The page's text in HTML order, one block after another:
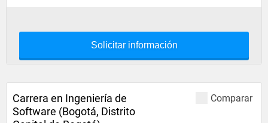
Solicitar información
Comparar
Carrera en Ingeniería de
Software (Bogotá, Distrito